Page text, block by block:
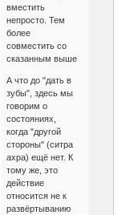
вместить
непросто. Тем
более
совместить со
сказанным выше
А что до "дать в
зубы", здесь мы
говорим о
состояниях,
когда "другой
стороны" (ситра
ахра) ещё нет. К
тому же, это
действие
относится не к
развёртыванию